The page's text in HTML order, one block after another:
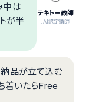
テキトー教師
.AI認定講師
中は
が半
納品が立て込む
着いたらFree